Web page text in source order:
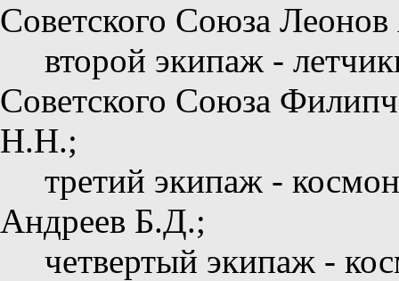
Советского Союза
второй экипаж -
Советского Союза
Н.Н.;
третий экипаж -
Андреев Б.Д.;
четвертый экипаж -